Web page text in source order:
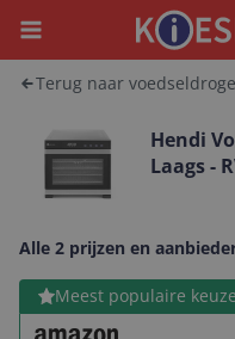
Menu
Terug naar
Hendi
Laags -
Alle 2 prijzen en
Meest populaire
Bekijk product